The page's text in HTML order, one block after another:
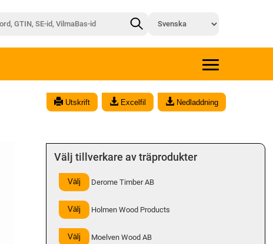
Utskrift Excelfil Nedladdning
Välj tillverkare av träprodukter
Välj Derome Timber AB
Välj Holmen Wood Products
Välj Moelven Wood AB